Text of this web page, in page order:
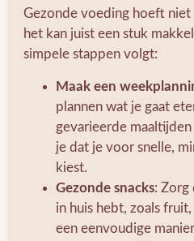
Gezonde voeding hoeft
het kan juist een stuk
simpele stappen volgt:
Maak een
plannen wat je gaat
gevarieerde
je dat je voor snelle,
kiest.
Gezonde snacks: Zorg
in huis hebt, zoals
een eenvoudige